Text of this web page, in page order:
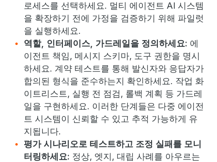
로세스를 선택하세요. 멀티 에이전트 AI 시스템
을 확장하기 전에 가정을 검증하기 위해 파일럿
을 실행하세요.
역할, 인터페이스, 가드레일을 정의하세요: 에
이전트 책임, 메시지 스키마, 도구 권한을 명시
하세요. 계약 테스트를 통해 발신자와 응답자가
합의된 형식을 준수하는지 확인하세요. 작업 화
이트리스트, 실행 전 점검, 롤백 계획 등 가드레
일을 구현하세요. 이러한 단계들은 다중 에이전
트 시스템이 신뢰할 수 있고 추적 가능하게 유
지됩니다.
평가 시나리오로 테스트하고 조정 실패를 모니
터링하세요: 정상, 엣지, 대립 사례를 아우르는